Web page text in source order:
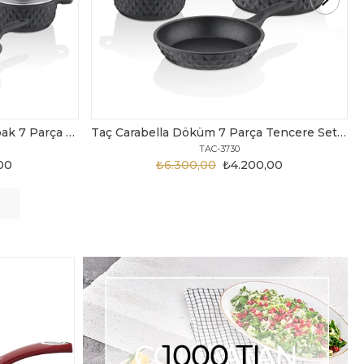
Taç Carabella Döküm 7 Parça Tencere Seti Siyah Taç Master Cook Tombik 7 Parça Tencere Seti Gri
TAC-3820
₺2.450,00
₺3.199,00